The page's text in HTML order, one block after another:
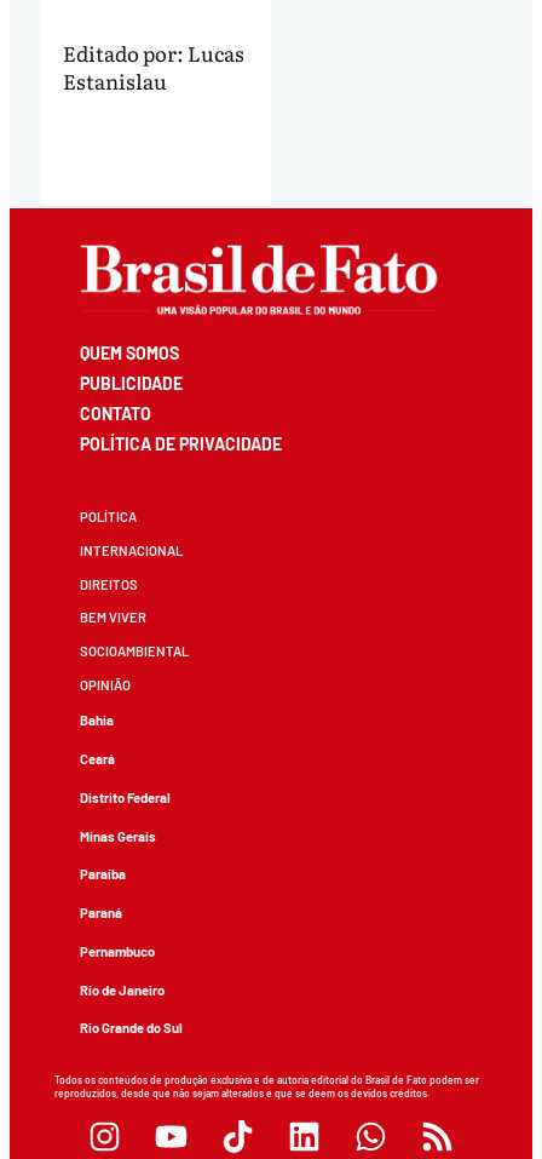
Editado por: Lucas
Estanislau
QUEM SOMOS
PUBLICIDADE
CONTATO
POLÍTICA DE PRIVACIDADE
POLÍTICA
INTERNACIONAL
DIREITOS
BEM VIVER
SOCIOAMBIENTAL
OPINIÃO
Bahia
Ceará
Distrito Federal
Minas Gerais
Paraíba
Paraná
Pernambuco
Rio de Janeiro
Rio Grande do Sul
Todos os conteúdos de produção exclusiva e de autoria editorial do Brasil de Fato podem ser
reproduzidos, desde que não sejam alterados e que se deem os devidos créditos.